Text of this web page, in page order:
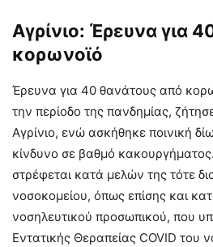
Αγρίνιο: Έρευνα για
κορωνοϊό
Έρευνα για 40 θανάτους από
την περίοδο της πανδημίας,
Αγρίνιο, ενώ ασκήθηκε ποινική
κίνδυνο σε βαθμό
στρέφεται κατά μελών της τότε
νοσοκομείου, όπως επίσης και
νοσηλευτικού προσωπικού, που
Εντατικής Θεραπείας COVID του